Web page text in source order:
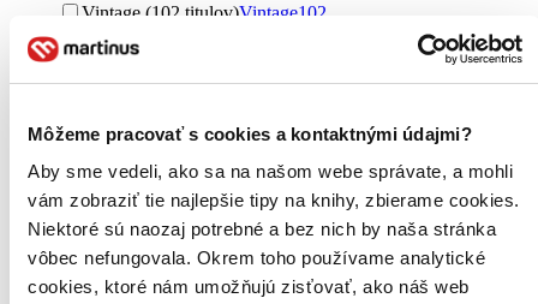
Môžeme pracovať s cookies a kontaktnými údajmi?
Aby sme vedeli, ako sa na našom webe správate, a mohli
vám zobraziť tie najlepšie tipy na knihy, zbierame cookies.
Niektoré sú naozaj potrebné a bez nich by naša stránka
vôbec nefungovala. Okrem toho používame analytické
cookies, ktoré nám umožňujú zisťovať, ako náš web
Vintage (102 titulov)Vintage102
SUN (96 titulov)
Dorling Kindersley (96 titulov)
Dorling Kindersley96
Academia (88 titulov)Academia88
Fragment86
N Press (85 titulov) N Press85
Vyšehrad (84 titulov)Vyšehrad 84
CPRESS (84 titulov)CPRESS84
BIZBOOKS (83 titulov)BIZBOOKS83
HarperCollins (82 titulov)
HarperCollins
Albatros CZ (73 titulov)Albatros CZ 73